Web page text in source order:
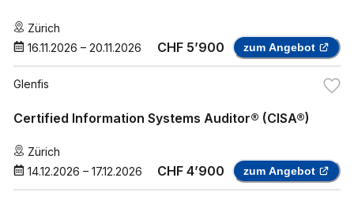
Zürich
16.11.2026 – 20.11.2026 CHF 5’900 zum Angebot
Glenfis
Certified Information Systems Auditor® (CISA®)
Zürich
14.12.2026 – 17.12.2026 CHF 4’900 zum Angebot